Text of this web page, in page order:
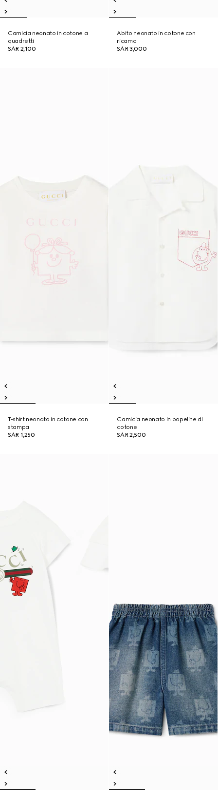
Camicia neonato in cotone a
quadretti
SAR 2,100
Abito neonato in cotone con
ricamo
SAR 3,000
T-shirt neonato in cotone con
stampa
SAR 1,250
Camicia neonato in popeline di
cotone
SAR 2,500